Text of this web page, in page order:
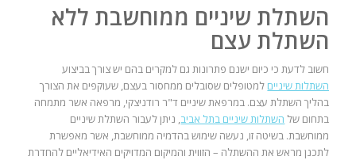
השתלת שיניים ממוחשבת ללא
השתלת עצם
חשוב לדעת כי כיום ישנם פתרונות גם למקרים בהם יש צורך בביצוע
השתלות שיניים למטופלים שסובלים ממחסור בעצם, שעוקפים את הצורך
בהליך השתלת עצם. במרפאת שיניים ד"ר רודניצקי, מרפאה אשר מתמחה
בתחום של השתלות שיניים בתל אביב, ניתן לעבור השתלת שיניים
ממוחשבת. בשיטה זו, נעשה שימוש בהדמיה ממוחשבת, אשר מאפשרת
לתכנן מראש את ההשתלה – הזווית והמיקום המדויקים האידיאליים להחדרת